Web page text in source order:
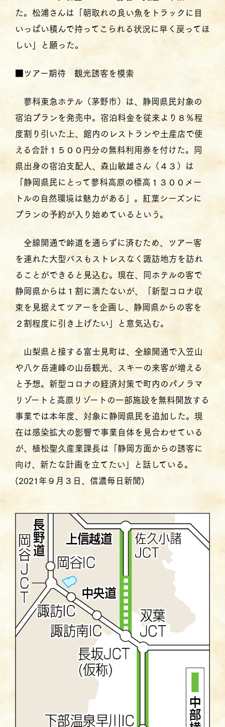
た。松浦さんは「朝取れの良い魚をトラックに目
いっぱい積んで持ってこられる状況に早く戻ってほ
しい」と願った。
■ツアー期待 観光誘客を模索
蓼科東急ホテル（茅野市）は、静岡県民対象の
宿泊プランを発売中。宿泊料金を従来より８％程
度割り引いた上、館内のレストランや土産店で使
える合計１５００円分の無料利用券を付けた。同
県出身の宿泊支配人、森山敏雄さん（４３）は
「静岡県民にとって蓼科高原の標高１３００メー
トルの自然環境は魅力がある」。紅葉シーズンに
プランの予約が入り始めているという。
全線開通で峠道を通らずに済むため、ツアー客
を連れた大型バスもストレスなく諏訪地方を訪れ
ることができると見込む。現在、同ホテルの客で
静岡県からは１割に満たないが、「新型コロナ収
束を見据えてツアーを企画し、静岡県からの客を
２割程度に引き上げたい」と意気込む。
山梨県と接する富士見町は、全線開通で入笠山
や八ケ岳連峰の山岳観光、スキーの来客が増える
と予想。新型コロナの経済対策で町内のパノラマ
リゾートと高原リゾートの一部施設を無料開放する
事業では本年度、対象に静岡県民を追加した。現
在は感染拡大の影響で事業自体を見合わせている
が、植松聖久産業課長は「静岡方面からの誘客に
向け、新たな計画を立てたい」と話している。
(2021年９月３日、信濃毎日新聞)